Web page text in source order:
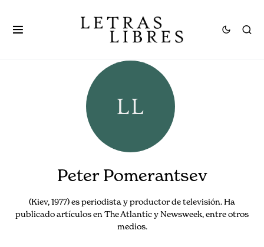
Peter Pomerantsev
(Kiev, 1977) es periodista y productor de televisión. Ha
publicado artículos en The Atlantic y Newsweek, entre otros
medios.